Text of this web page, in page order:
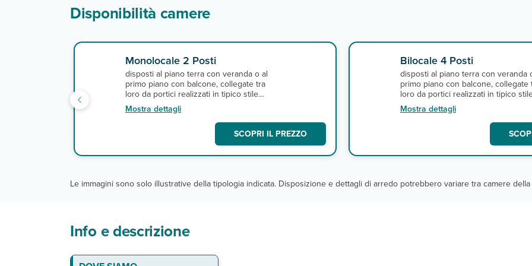
Disponibilità camere
Monolocale 2 Posti
disposti al piano terra con veranda o al
primo piano con balcone, collegate tra
loro da portici realizzati in tipico stile
sardo. Dotati di angolo cottura, tv, aria
condizionata, servizi privati con doccia,
1 letto queen size (140 cm x 200 cm).
Mostra dettagli
SCOPRI IL PREZZO
Bilocale 4 Posti
disposti al piano terra con veranda
primo piano con balcone, collegate
loro da portici realizzati in tipico
sardo. Dotati di angolo cottura, tv, aria
condizionata, servizi privati con
camera matrimoniale (letto
soggiorno con divano letto
da 2 singoli (estraibili e misura
standard 80 x 190).
Mostra dettagli
Le immagini sono solo illustrative della tipologia indicata. Disposizione e dettagli di arredo potrebbero variare tra camere
Info e descrizione